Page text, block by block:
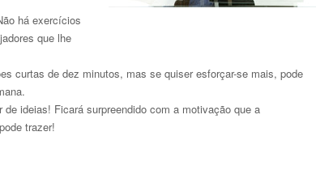
há exercícios
que lhe
curtas de dez minutos, mas se quiser esforçar-se mais, pode
ideias! Ficará surpreendido com a motivação que a
trazer!